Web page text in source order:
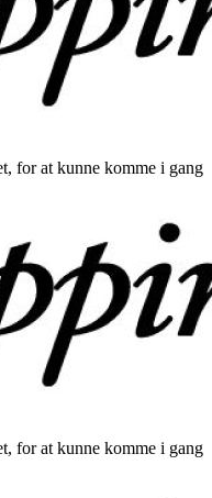
for at kunne komme i gang
for at kunne komme i gang